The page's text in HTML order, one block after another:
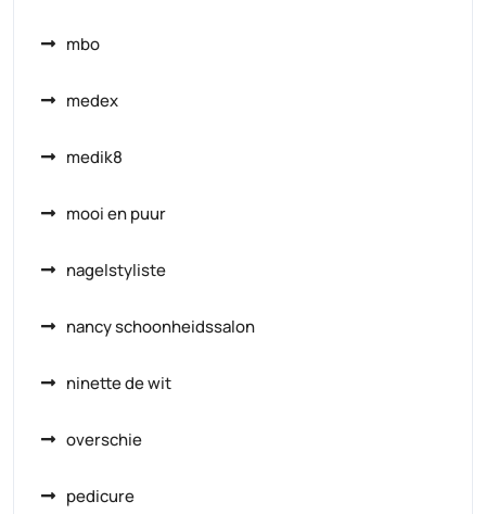
mbo
medex
medik8
mooi en puur
nagelstyliste
nancy schoonheidssalon
ninette de wit
overschie
pedicure